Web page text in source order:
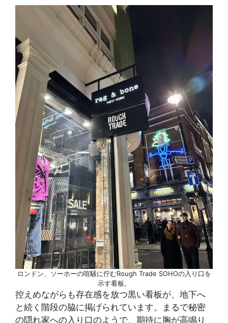
ロンドン、ソーホーの喧騒に佇むRough Trade SOHOの入り口を
示す看板。
控えめながらも存在感を放つ黒い看板が、地下へ
と続く階段の脇に掲げられています。まるで秘密
の隠れ家への入り口のようで、期待に胸が高鳴り